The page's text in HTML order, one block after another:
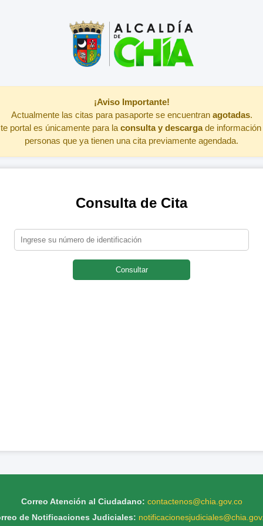
¡Aviso Importante!
Actualmente las citas para pasaporte se encuentran agotadas.
portal es únicamente para la consulta y descargade información
personas que ya tienen una cita previamente agendada.
Consulta de Cita
Consultar
Correo Atención al Ciudadano: contactenos@chia.gov.co
de Notificaciones Judiciales: